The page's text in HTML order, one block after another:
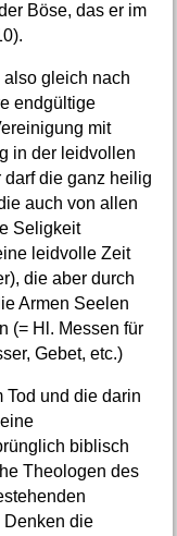
Böse, das er im
gleich nach
endgültige
mit
in der leidvollen
die ganz heilig
auch von allen
Seligkeit
leidvolle Zeit
die aber durch
Armen Seelen
(= Hl. Messen für
Gebet, etc.)
Tod und die darin
biblisch
Theologen des
Denken die